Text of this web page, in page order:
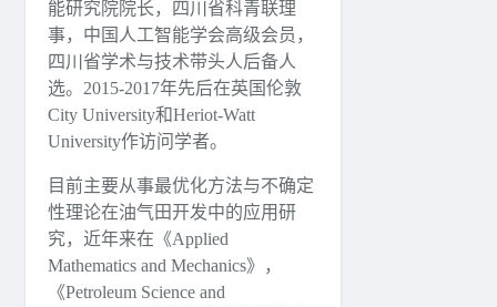
能研究院院长，四川省科青联理
事，中国人工智能学会高级会员，
四川省学术与技术带头人后备人
选。2015-2017年先后在英国伦敦
City University和Heriot-Watt
University作访问学者。
目前主要从事最优化方法与不确定
性理论在油气田开发中的应用研
究，近年来在《Applied
Mathematics and Mechanics》，
《Petroleum Science and